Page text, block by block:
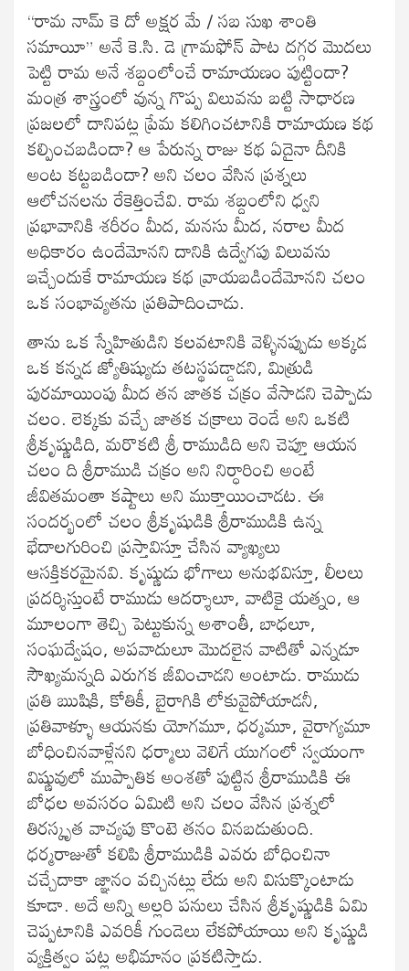
“రామ నామ్ కె దో అక్షర మే / సబ సుఖ శాంతి
సమాయీ” అనే కె.సి. డె గ్రామఫోన్ పాట దగ్గర మొదలు
పెట్టి రామ అనే శబ్దంలోంచే రామాయణం పుట్టిందా?
మంత్ర శాస్త్రంలో వున్న గొప్ప విలువను బట్టి సాధారణ
ప్రజలలో దానిపట్ల ప్రేమ కలిగించటానికి రామాయణ కథ
కల్పించబడిందా? ఆ పేరున్న రాజు కథ ఏదైనా దీనికి
అంట కట్టబడిందా? అని చలం వేసిన ప్రశ్నలు
ఆలోచనలను రేకెత్తించేవి. రామ శబ్దంలోని ధ్వని
ప్రభావానికి శరీరం మీద, మనసు మీద, నరాల మీద
అధికారం ఉందేమోనని దానికి ఉద్వేగపు విలువను
ఇచ్చేందుకే రామాయణ కథ వ్రాయబడిందేమోనని చలం
ఒక సంభావ్యతను ప్రతిపాదించాడు.
తాను ఒక స్నేహితుడిని కలవటానికి వెళ్ళినప్పుడు అక్కడ
ఒక కన్నడ జ్యోతిష్యుడు తటస్థపడ్డాడని, మిత్రుడి
పురమాయింపు మీద తన జాతక చక్రం వేసాడని చెప్పాడు
చలం. లెక్కకు వచ్చే జాతక చక్రాలు రెండే అని ఒకటి
శ్రీకృష్ణుడిది, మరొకటి శ్రీ రాముడిది అని చెప్తూ ఆయన
చలం ది శ్రీరాముడి చక్రం అని నిర్ధారించి అంటే
జీవితమంతా కష్టాలు అని ముక్తాయించాడట. ఈ
సందర్భంలో చలం శ్రీకృషుడికి శ్రీరాముడికి ఉన్న
భేదాలగురించి ప్రస్తావిస్తూ చేసిన వ్యాఖ్యలు
ఆసక్తికరమైనవి. కృష్ణుడు భోగాలు అనుభవిస్తూ, లీలలు
ప్రదర్శిస్తుంటే రాముడు ఆదర్శాలూ, వాటికై యత్నం, ఆ
మూలంగా తెచ్చి పెట్టుకున్న అశాంతీ, బాధలూ,
సంఘద్వేషం, అపవాదులూ మొదలైన వాటితో ఎన్నడూ
సౌఖ్యమన్నది ఎరుగక జీవించాడని అంటాడు. రాముడు
ప్రతి ఋషికి, కోతికీ, బైరాగికి లోకువైపోయాడనీ,
ప్రతివాళ్ళూ ఆయనకు యోగమూ, ధర్మమూ, వైరాగ్యమూ
బోధించినవాళ్లేనని ధర్మాలు వెలిగే యుగంలో స్వయంగా
విష్ణువులో ముప్పాతిక అంశతో పుట్టిన శ్రీరాముడికి ఈ
బోధల అవసరం ఏమిటి అని చలం వేసిన ప్రశ్నలో
తిరస్కృత వాచ్యపు కొంటె తనం వినబడుతుంది.
ధర్మరాజుతో కలిపి శ్రీరాముడికి ఎవరు బోధించినా
చచ్చేదాకా జ్ఞానం వచ్చినట్లు లేదు అని విసుక్కొంటాడు
కూడా. అదే అన్ని అల్లరి పనులు చేసిన శ్రీకృష్ణుడికి ఏమి
చెప్పటానికి ఎవరికీ గుండెలు లేకపోయాయి అని కృష్ణుడి
వ్యక్తిత్వం పట్ల అభిమానం ప్రకటిస్తాడు.